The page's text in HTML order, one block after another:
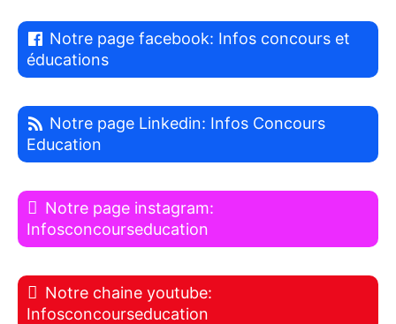
Notre page facebook: Infos concours et
éducations
Notre page Linkedin: Infos Concours
Education
Notre page instagram:
Infosconcourseducation
Notre chaine youtube:
Infosconcourseducation